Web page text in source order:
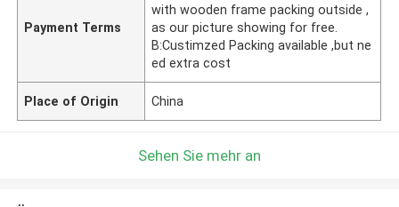
Payment Terms
with wooden frame packing outside ,
as our picture showing for free.
B:Custimzed Packing available ,but ne
ed extra cost
Place of Origin China
Sehen Sie mehr an